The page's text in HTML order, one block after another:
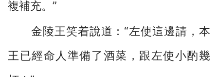
複補充。”
金陵王笑着說道：“左使這邊請，本
王已經命人準備了酒菜，跟左使小酌幾